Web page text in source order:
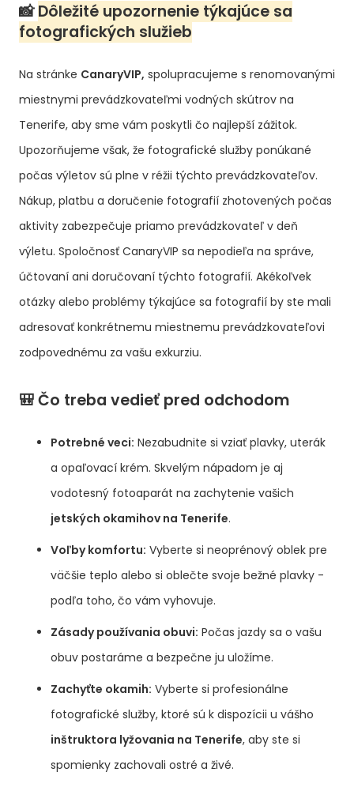
📸Dôležité upozornenie týkajúce sa
fotografických služieb
Na stránke CanaryVIP, spolupracujeme s renomovanými
miestnymi prevádzkovateľmi vodných skútrov na
Tenerife, aby sme vám poskytli čo najlepší zážitok.
Upozorňujeme však, že fotografické služby ponúkané
počas výletov sú plne v réžii týchto prevádzkovateľov.
Nákup, platbu a doručenie fotografií zhotovených počas
aktivity zabezpečuje priamo prevádzkovateľ v deň
výletu. Spoločnosť CanaryVIP sa nepodieľa na správe,
účtovaní ani doručovaní týchto fotografií. Akékoľvek
otázky alebo problémy týkajúce sa fotografií by ste mali
adresovať konkrétnemu miestnemu prevádzkovateľovi
zodpovednému za vašu exkurziu.
🎒 Čo treba vedieť pred odchodom
Potrebné veci: Nezabudnite si vziať plavky, uterák
a opaľovací krém. Skvelým nápadom je aj
vodotesný fotoaparát na zachytenie vašich
jetských okamihov na Tenerife.
Voľby komfortu: Vyberte si neoprénový oblek pre
väčšie teplo alebo si oblečte svoje bežné plavky -
podľa toho, čo vám vyhovuje.
Zásady používania obuvi: Počas jazdy sa o vašu
obuv postaráme a bezpečne ju uložíme.
Zachyťte okamih: Vyberte si profesionálne
fotografické služby, ktoré sú k dispozícii u vášho
inštruktora lyžovania na Tenerife, aby ste si
spomienky zachovali ostré a živé.